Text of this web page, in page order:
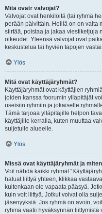
Mitä ovatr valvojat?
Valvojat ovat henkilöitä (tai ryhmä
perään päivittäin. Heillä on on valta
siirtää, poistaa ja jakaa viestiketjuja
oikeudet. Yleensä valvojat ovat
keskustelua tai hyvien tapojen
Ylös
Mitä ovat käyttäjäryhmät?
Käyttäjäryhmät ovat käyttäjien
joiden kanssa foorumin ylläpitäjät
useisiin ryhmiin ja jokaiselle
Tämä tarjoaa ylläpitäjille helpon
käyttäjille kerralla, kuten muuttaa
suljetulle alueelle.
Ylös
Missä ovat käyttäjäryhmät ja
Voit nähdä kaikki ryhmät
haluat liittyä yhteen, klikkaa
kuitenkaan ole vapaata pääsyä.
kuin voit liittyä. Jotkut voivat olla
jäsenyyksiä. Jos ryhmä on avoin,
ryhmä vaatii hyväksynnän liittymistä